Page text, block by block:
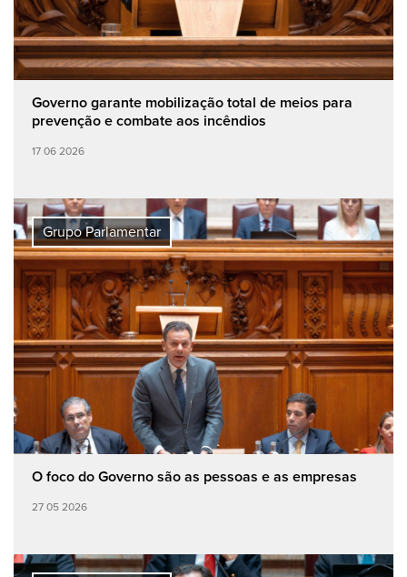
Governo garante mobilização total de meios para
prevenção e combate aos incêndios
17 06 2026
Grupo Parlamentar
O foco do Governo são as pessoas e as empresas
27 05 2026